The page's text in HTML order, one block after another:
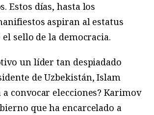
Estos días, hasta los
aspiran al estatus
sello de la democracia.
un líder tan despiadado
de Uzbekistán, Islam
convocar elecciones? Karimov
que ha encarcelado a